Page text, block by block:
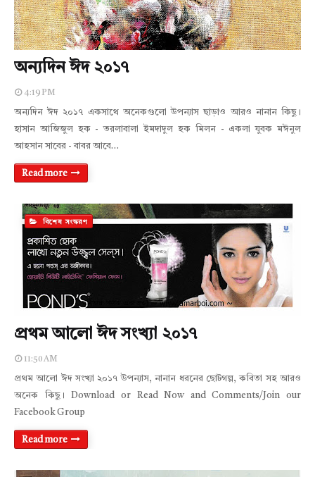
অন্যদিন ঈদ ২০১৭
4:19 PM
অন্যদিন ঈদ ২০১৭ একসাথে অনেকগুলো উপন্যাস ছাড়াও আরও নানান কিছু।
হাসান আজিজুল হক - তরলাবালা ইমদাদুল হক মিলন - একলা যুবক মঈনুল
আহসান সাবের - বাবর আবে…
Read more
বিশেষ সংস্করণ
প্রথম আলো ঈদ সংখ্যা ২০১৭
11:50 AM
প্রথম আলো ঈদ সংখ্যা ২০১৭ উপন্যাস, নানান ধরনের ছোটগল্প, কবিতা সহ আরও
অনেক কিছু। Download or Read Now and Comments/Join our
Facebook Group
Read more